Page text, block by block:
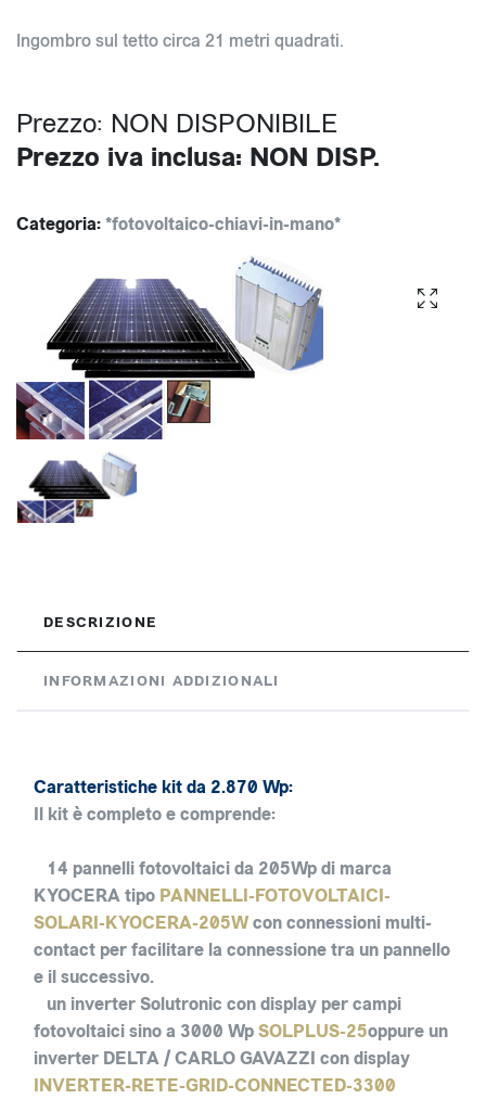
Ingombro sul tetto circa 21 metri quadrati.
Prezzo: NON DISPONIBILE
Prezzo iva inclusa: NON DISP.
Categoria:*fotovoltaico-chiavi-in-mano*
DESCRIZIONE
INFORMAZIONI ADDIZIONALI
Caratteristiche kit da 2.870 Wp:
Il kit è completo e comprende:
14 pannelli fotovoltaicida 205Wp di marca
KYOCERA tipo PANNELLI-FOTOVOLTAICI-
SOLARI-KYOCERA-205Wcon connessioni multi-
contact per facilitare la connessione tra un pannello
e il successivo.
un inverter Solutronic con display per campi
fotovoltaici sino a 3000 WpSOLPLUS-25oppure un
inverter DELTA / CARLO GAVAZZI con display
INVERTER-RETE-GRID-CONNECTED-3300